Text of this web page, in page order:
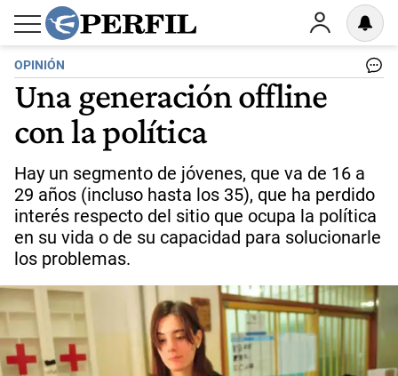
OPINIÓN
Una generación offline
con la política
Hay un segmento de jóvenes, que va de 16 a
29 años (incluso hasta los 35), que ha perdido
interés respecto del sitio que ocupa la política
en su vida o de su capacidad para solucionarle
los problemas.